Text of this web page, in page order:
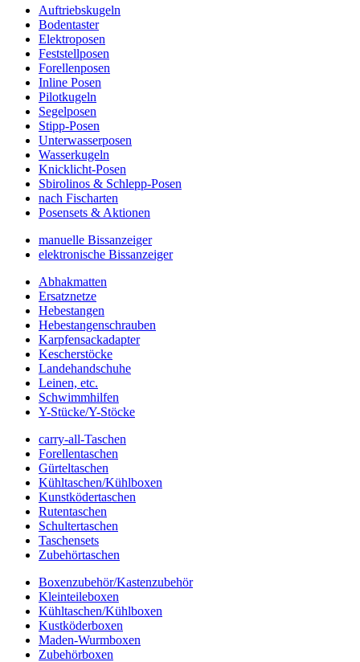
Auftriebskugeln
Bodentaster
Elektroposen
Feststellposen
Forellenposen
Inline Posen
Pilotkugeln
Segelposen
Stipp-Posen
Unterwasserposen
Wasserkugeln
Knicklicht-Posen
Sbirolinos & Schlepp-Posen
nach Fischarten
Posensets & Aktionen
manuelle Bissanzeiger
elektronische Bissanzeiger
Abhakmatten
Ersatznetze
Hebestangen
Hebestangenschrauben
Karpfensackadapter
Kescherstöcke
Landehandschuhe
Leinen, etc.
Schwimmhilfen
Y-Stücke/Y-Stöcke
carry-all-Taschen
Forellentaschen
Gürteltaschen
Kühltaschen/Kühlboxen
Kunstködertaschen
Rutentaschen
Schultertaschen
Taschensets
Zubehörtaschen
Boxenzubehör/Kastenzubehör
Kleinteileboxen
Kühltaschen/Kühlboxen
Kustköderboxen
Maden-Wurmboxen
Zubehörboxen